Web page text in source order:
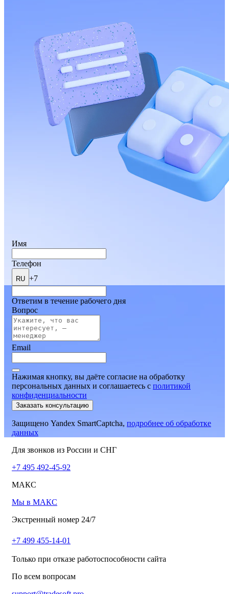
Имя
Телефон
RU +7
Ответим в течение рабочего дня
Вопрос
Email
Нажимая кнопку, вы даёте согласие на обработку
персональных данных и соглашаетесь c политикой
конфиденциальности
Заказать консультацию
Защищено Yandex SmartCaptcha, подробнее об обработке
данных
Для звонков из России и СНГ
+7 495 492-45-92
МАКС
Мы в МАКС
Экстренный номер 24/7
+7 499 455-14-01
Только при отказе работоспособности сайта
По всем вопросам